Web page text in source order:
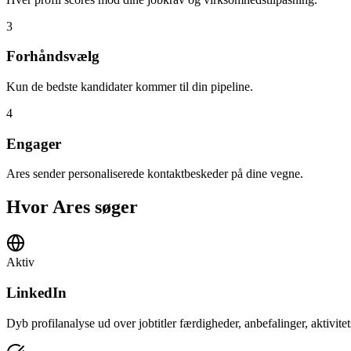
3
Forhåndsvælg
Kun de bedste kandidater kommer til din pipeline.
4
Engager
Ares sender personaliserede kontaktbeskeder på dine vegne.
Hvor Ares søger
Aktiv
LinkedIn
Dyb profilanalyse ud over jobtitler færdigheder, anbefalinger,